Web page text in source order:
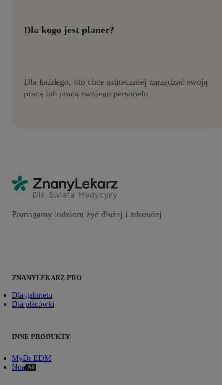
Dla kogo jest planer?
Dla każdego, kto chce skuteczniej zarządzać swoją
pracą lub pracą swojego personelu.
Pomagamy ludziom żyć dłużej i zdrowiej
ZNANYLEKARZ PRO
Dla gabinetu
Dla placówki
INNE PRODUKTY
MyDr EDM
Noa AI